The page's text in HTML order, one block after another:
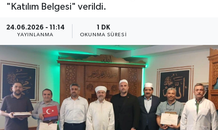
"Katılım Belgesi" verildi.
24.06.2026 - 11:14
YAYINLANMA
1 DK
OKUNMA SÜRESI
Amasya Müftülüğü
Ankara Müftülüğü
Antalya Müftülüğü
Ardahan Müftülüğü
Artvin Müftülüğü
Diyanet Takvimi
Dualar
Hadislerle İslam
Kudüs
Kurban
DİYANET eKİTAP
Diyanet Dergi
Hutbeler
DİYANET AKADEMİ
Tüm Manşetler
Son Dakika Haberleri
Haber Arşivi